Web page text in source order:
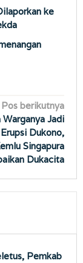
ke
Pos berikutnya
Warganya Jadi
Dukono,
Singapura
Dukacita
Pemkab